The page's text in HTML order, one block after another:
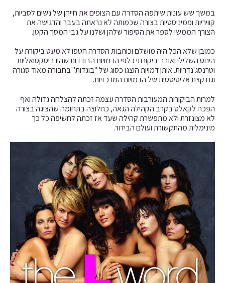
במשך שש עונות שיתפה הסדרה עם הצופים את חייהן של נשים לסביות,
קוויריות ופמיניסטיות בצורה שכמותה לא נראתה בעבר והדגישה את
הצורך הממשי לספר את הסיפור שלהן ושלנו על גבי המסך הקטן.
כמובן שלא הכל היה מושלם וכותבות הסדרה חטפו לא מעט ביקורת על
היחס השלילי ואובר-ביקורתי כלפי הדמויות הבודדות שהיו ביסקסואליות
וטרנסג'נדריות. אותן דמויות הוצגו כסוג של "בוגדות" בחבורה מאוד סגורה
וגם קצת אליטיסטית של הדמויות המרכזיות.
למרות הביקורות המעורבות הסדרה עצמה זכתה להצלחה גדולה ואף
הפכה לקאלט בקרב הקהילה הגאה, כחלוצה בתחומה שהציגה בצורה
לא מצונזרת ולא מתפשרת קהילה שעד אז זכתה לחשיפה כל כך
מינימלית מהתקשורת ועולם הבידור.